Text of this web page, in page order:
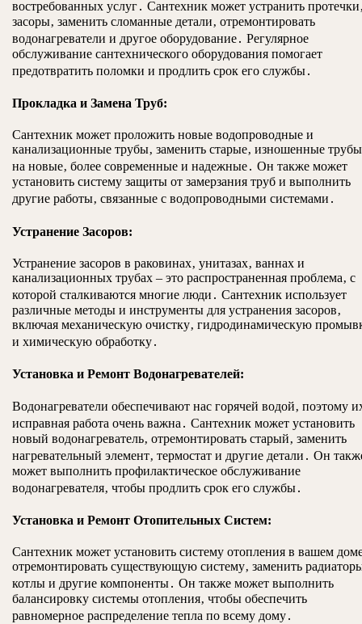
востребованных услуг․ Сантехник может устранить
засоры‚ заменить сломанные детали‚ отремонтировать
водонагреватели и другое оборудование․ Регулярное
обслуживание сантехнического оборудования помогает
предотвратить поломки и продлить срок его службы․
Прокладка и Замена Труб:
Сантехник может проложить новые водопроводные и
канализационные трубы‚ заменить старые‚ изношенные трубы
на новые‚ более современные и надежные․ Он также может
установить систему защиты от замерзания труб и выполнить
другие работы‚ связанные с водопроводными системами․
Устранение Засоров:
Устранение засоров в раковинах‚ унитазах‚ ваннах и
канализационных трубах – это распространенная проблема‚ с
которой сталкиваются многие люди․ Сантехник использует
различные методы и инструменты для устранения засоров‚
включая механическую очистку‚ гидродинамическую
и химическую обработку․
Установка и Ремонт Водонагревателей:
Водонагреватели обеспечивают нас горячей водой‚ поэтому
исправная работа очень важна․ Сантехник может установить
новый водонагреватель‚ отремонтировать старый‚ заменить
нагревательный элемент‚ термостат и другие детали․ Он
может выполнить профилактическое обслуживание
водонагревателя‚ чтобы продлить срок его службы․
Установка и Ремонт Отопительных Систем:
Сантехник может установить систему отопления в вашем
отремонтировать существующую систему‚ заменить
котлы и другие компоненты․ Он также может выполнить
балансировку системы отопления‚ чтобы обеспечить
равномерное распределение тепла по всему дому․